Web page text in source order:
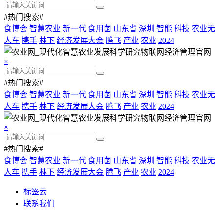
#热门搜索#
食博会 智慧农业 新一代 食用菌 山东省 深圳 智能 科技 农业无
人车 携手 林下 经济发展大会 腾飞 产业 农业 2024
×
#热门搜索#
食博会 智慧农业 新一代 食用菌 山东省 深圳 智能 科技 农业无
人车 携手 林下 经济发展大会 腾飞 产业 农业 2024
×
#热门搜索#
食博会 智慧农业 新一代 食用菌 山东省 深圳 智能 科技 农业无
人车 携手 林下 经济发展大会 腾飞 产业 农业 2024
标签云
联系我们